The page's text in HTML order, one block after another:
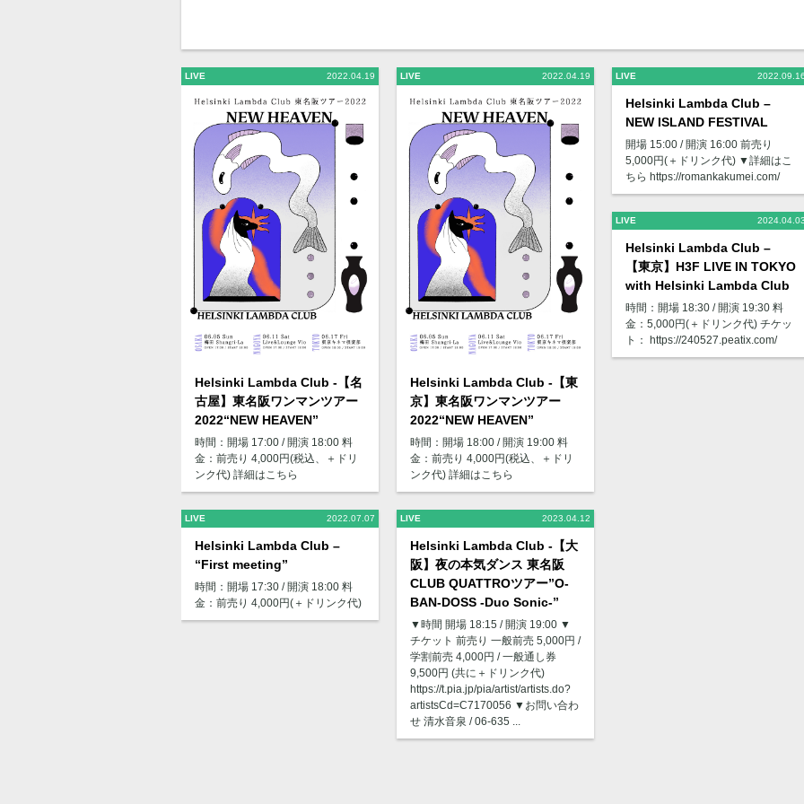
LIVE 2022.04.19
Helsinki Lambda Club -【名
古屋】東名阪ワンマンツアー
2022“NEW HEAVEN”
時間：開場 17:00 / 開演 18:00 料
金：前売り 4,000円(税込、＋ドリ
ンク代) 詳細はこちら
LIVE 2022.07.07
Helsinki Lambda Club –
“First meeting”
時間：開場 17:30 / 開演 18:00 料
金：前売り 4,000円(＋ドリンク代)
LIVE 2022.04.19
Helsinki Lambda Club -【東
京】東名阪ワンマンツアー
2022“NEW HEAVEN”
時間：開場 18:00 / 開演 19:00 料
金：前売り 4,000円(税込、＋ドリ
ンク代) 詳細はこちら
LIVE 2023.04.12
Helsinki Lambda Club -【大
阪】夜の本気ダンス 東名阪
CLUB QUATTROツアー”O-
BAN-DOSS -Duo Sonic-”
▼時間 開場 18:15 / 開演 19:00 ▼
チケット 前売り ⼀般前売 5,000円 /
学割前売 4,000円 / ⼀般通し券
9,500円 (共に＋ドリンク代)
https://t.pia.jp/pia/artist/artists.do?
artistsCd=C7170056 ▼お問い合わ
せ 清⽔⾳泉 / 06-635 ...
LIVE
Helsinki Lambda Club –
NEW ISLAND FESTIVAL
開場 15:00 / 開演 16:00 前売り
5,000円(＋ドリンク代) ▼詳細はこ
ちら https://romankakumei.com/
LIVE
Helsinki Lambda Club –
【東京】H3F LIVE IN TOKYO
with Helsinki Lambda Club
時間：開場 18:30 / 開演 19:30 料
金：5,000円(＋ドリンク代) チケッ
ト： https://240527.peatix.com/